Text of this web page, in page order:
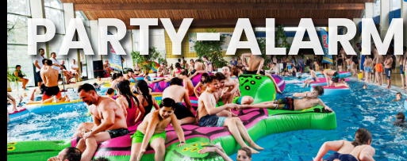
PARTY-ALARM